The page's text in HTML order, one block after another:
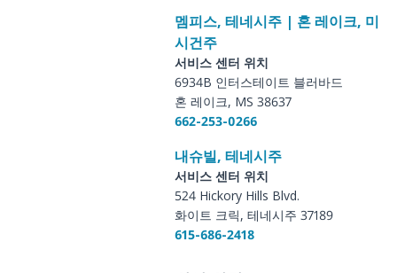
멤피스, 테네시주 | 혼 레이크, 미
시건주
서비스 센터 위치
6934B 인터스테이트 블러바드
혼 레이크, MS 38637
662-253-0266
내슈빌, 테네시주
서비스 센터 위치
524 Hickory Hills Blvd.
화이트 크릭, 테네시주 37189
615-686-2418